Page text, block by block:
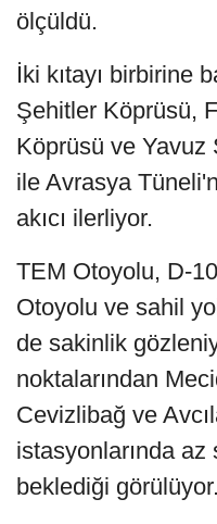
ölçüldü.
İki kıtayı birbirine
Şehitler Köprüsü,
Köprüsü ve Yavuz
ile Avrasya
akıcı ilerliyor.
TEM Otoyolu, D-
Otoyolu ve sahil
de sakinlik
noktalarından
Cevizlibağ ve
istasyonlarında az
beklediği görülüyor.